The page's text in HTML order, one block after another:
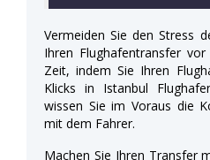
Vermeiden Sie den Stress
Ihren Flughafentransfer
Zeit, indem Sie Ihren
Klicks in Istanbul
wissen Sie im Voraus die
mit dem Fahrer.
Machen Sie Ihren Transfer